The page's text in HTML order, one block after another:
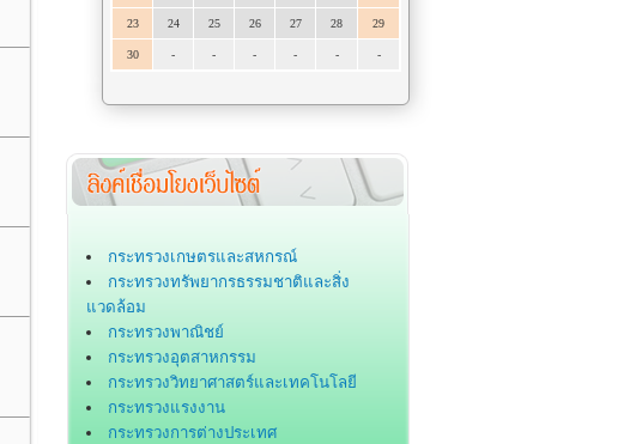
23 24 25 26 27 28 29
30 - - - - - -
กระทรวงเกษตรและสหกรณ์
กระทรวงทรัพยากรธรรมชาติและสิ่ง
แวดล้อม
กระทรวงพาณิชย์
กระทรวงอุตสาหกรรม
กระทรวงวิทยาศาสตร์และเทคโนโลยี
กระทรวงแรงงาน
กระทรวงการต่างประเทศ